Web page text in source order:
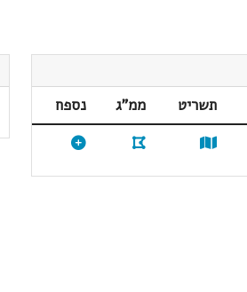
תשריט ממ"ג
נספח